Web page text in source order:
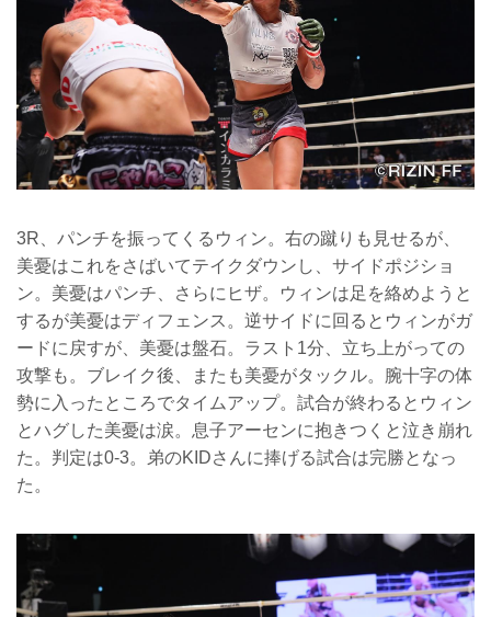
3R、パンチを振ってくるウィン。右の蹴りも見せるが、
美憂はこれをさばいてテイクダウンし、サイドポジショ
ン。美憂はパンチ、さらにヒザ。ウィンは足を絡めようと
するが美憂はディフェンス。逆サイドに回るとウィンがガ
ードに戻すが、美憂は盤石。ラスト1分、立ち上がっての
攻撃も。ブレイク後、またも美憂がタックル。腕十字の体
勢に入ったところでタイムアップ。試合が終わるとウィン
とハグした美憂は涙。息子アーセンに抱きつくと泣き崩れ
た。判定は0-3。弟のKIDさんに捧げる試合は完勝となっ
た。